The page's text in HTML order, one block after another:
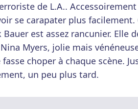
de L.A..
se carapater plus facilement.
est assez rancunier. Elle
Myers, jolie mais
choper à chaque scène.
un peu plus tard.